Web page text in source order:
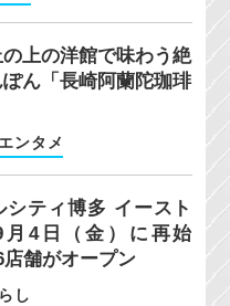
上の洋館で味わう絶
ん「長崎阿蘭陀珈琲
ンタメ
シティ博多 イースト
月4日（金）に再始
舗がオープン
し